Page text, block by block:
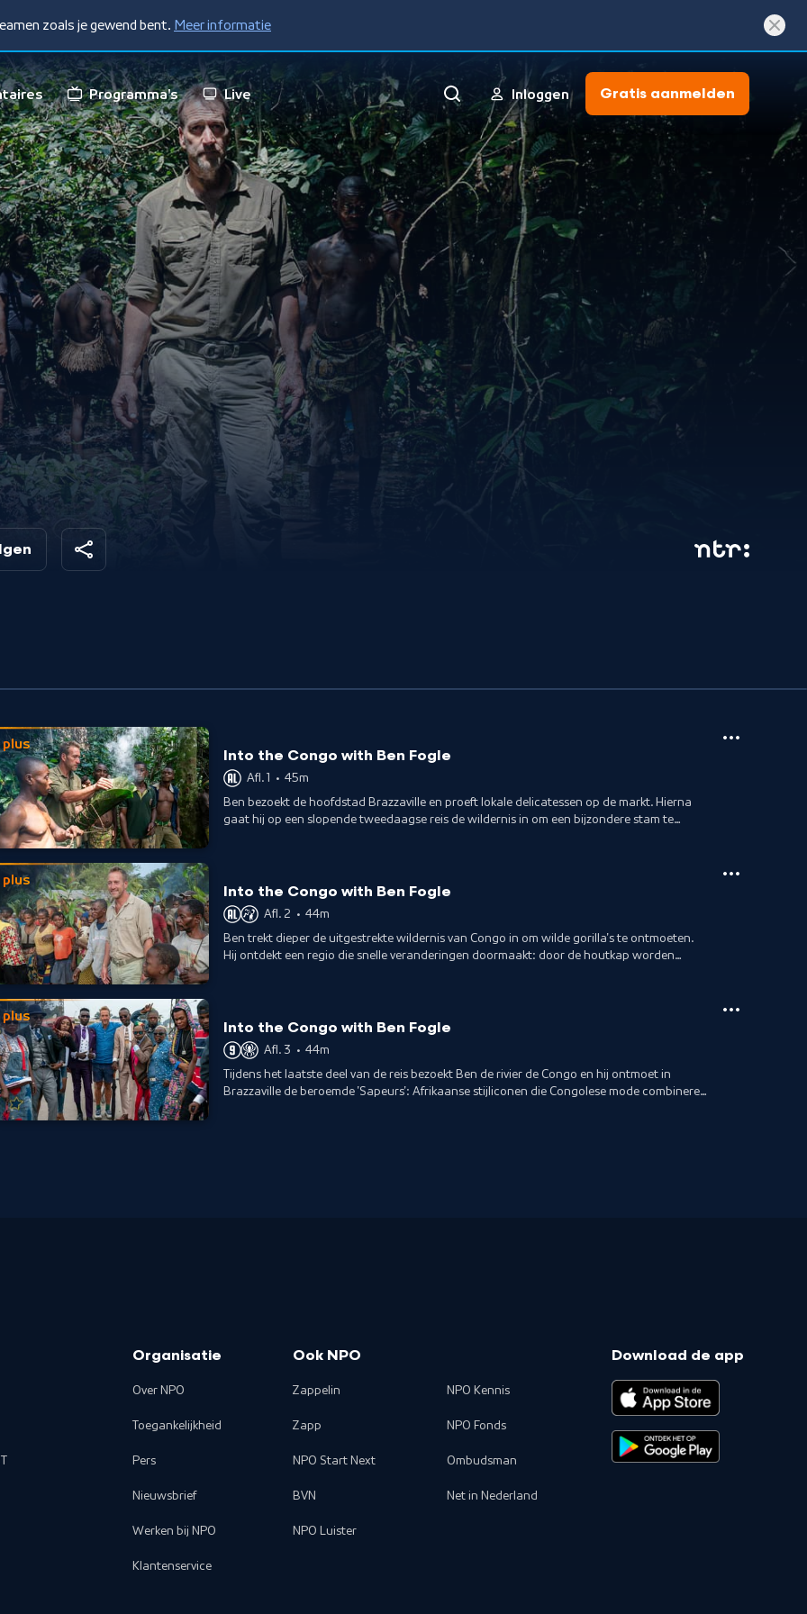
zoals je gewend bent. Meer informatie
Programma's Live Inloggen Gratis aanmelden
plus
Into the Congo with Ben Fogle
Afl. 1 • 45m
Ben bezoekt de hoofdstad Brazzaville en proeft lokale delicatessen op de markt. Hierna
gaat hij op een slopende tweedaagse reis de wildernis in om een bijzondere stam te
plus
Into the Congo with Ben Fogle
Afl. 2 • 44m
Ben trekt dieper de uitgestrekte wildernis van Congo in om wilde gorilla's te ontmoeten.
Hij ontdekt een regio die snelle veranderingen doormaakt: door de houtkap worden
plus
Into the Congo with Ben Fogle
Afl. 3 • 44m
Tijdens het laatste deel van de reis bezoekt Ben de rivier de Congo en hij ontmoet in
Brazzaville de beroemde 'Sapeurs': Afrikaanse stijliconen die Congolese mode combineren
Organisatie
Over NPO
Toegankelijkheid
Pers
Nieuwsbrief
Werken bij NPO
Klantenservice
Ook NPO
Zappelin
Zapp
NPO Start Next
BVN
NPO Luister
NPO Kennis
NPO Fonds
Ombudsman
Net in Nederland
Download de app